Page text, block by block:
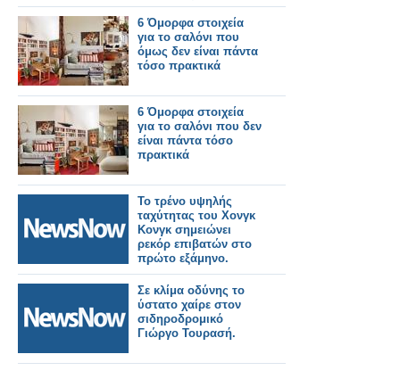
υπογραφές...
6 Όμορφα στοιχεία
για το σαλόνι που
όμως δεν είναι πάντα
τόσο πρακτικά
6 Όμορφα στοιχεία
για το σαλόνι που δεν
είναι πάντα τόσο
πρακτικά
Το τρένο υψηλής
ταχύτητας του Χονγκ
Κονγκ σημειώνει
ρεκόρ επιβατών στο
πρώτο εξάμηνο.
Σε κλίμα οδύνης το
ύστατο χαίρε στον
σιδηροδρομικό
Γιώργο Τουρασή.